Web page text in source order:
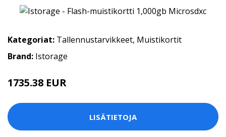
Kategoriat: Tallennustarvikkeet, Muistikortit
Brand: Istorage
1735.38 EUR
LISÄTIETOJA